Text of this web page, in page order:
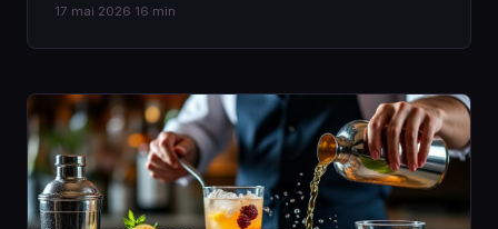
17 mai 2026 16 min